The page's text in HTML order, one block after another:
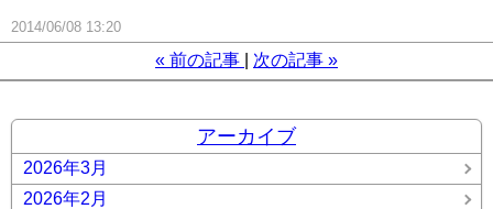
2014/06/08 13:20
« 前の記事 次の記事 »
アーカイブ
2026年3月
2026年2月